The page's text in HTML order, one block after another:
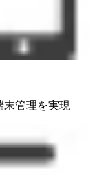
末管理を実現